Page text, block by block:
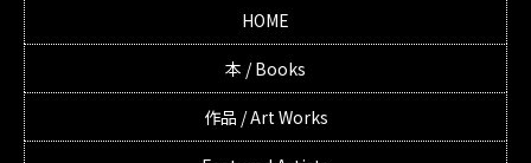
HOME
本 / Books
作品 / Art Works